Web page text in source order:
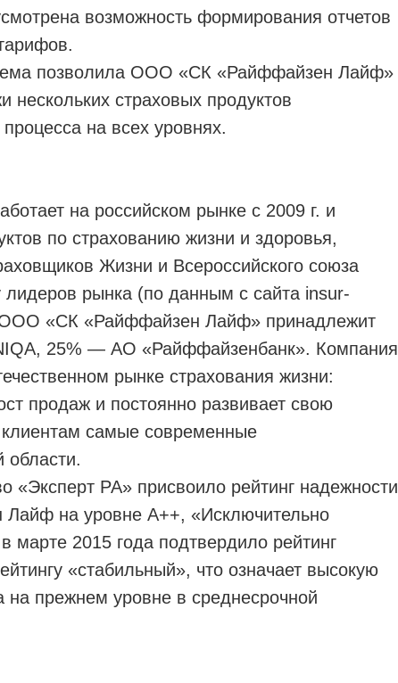
возможность формирования отчетов
позволила ООО «СК «Райффайзен Лайф»
нескольких страховых продуктов
на всех уровнях.
на российском рынке с 2009 г. и
по страхованию жизни и здоровья,
Жизни и Всероссийского союза
лидеров рынка (по данным с сайта insur-
ООО «СК «Райффайзен Лайф» принадлежит
25% — АО «Райффайзенбанк». Компания
рынке страхования жизни:
продаж и постоянно развивает свою
клиентам самые современные
области.
«Эксперт РА» присвоило рейтинг надежности
на уровне А++, «Исключительно
марте 2015 года подтвердило рейтинг
«стабильный», что означает высокую
на прежнем уровне в среднесрочной